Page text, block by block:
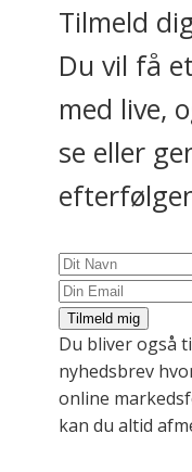
Tilmeld
Du vil få
med live,
se eller
Tilmeld mig
Du bliver også
nyhedsbrev
online
kan du altid